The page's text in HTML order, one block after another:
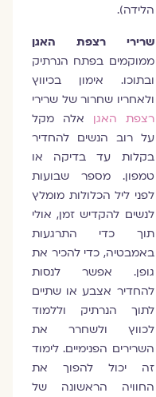
הלידה).
שרירי רצפת האגן
ממוקמים בפתח הנרתיק
ובתוכו. אימון בכיווץ
ולאחריו שחרור של שרירי
רצפת האגןאלה מקל
על רוב הנשים להחדיר
בקלות עד בדיקה או
טמפון. מספר שבועות
לפני ליל הכלולות מומלץ
לנשים להקדיש זמן, אולי
תוך כדי התרגעות
באמבטיה, כדי להכיר את
גופן. אפשר לנסות
להחדיר אצבע או שתיים
לתוך הנרתיק וללמוד
לכווץ ולשחרר את
השרירים הפנימיים. לימוד
זה יכול להפוך את
החוויה הראשונה של